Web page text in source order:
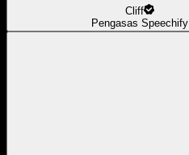
Cliff
Pengasas Speechify